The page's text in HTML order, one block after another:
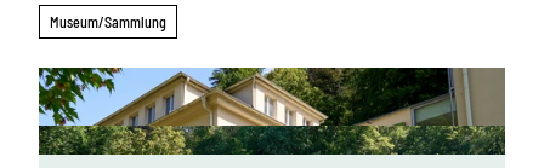
Museum/Sammlung